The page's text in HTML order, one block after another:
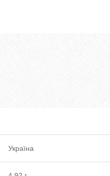
Україна